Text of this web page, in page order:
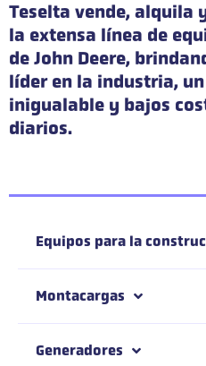
Teselta vende, alquila
la extensa línea de
de John Deere,
líder en la industria,
inigualable y bajos
diarios.
Equipos para la
Montacargas
Generadores